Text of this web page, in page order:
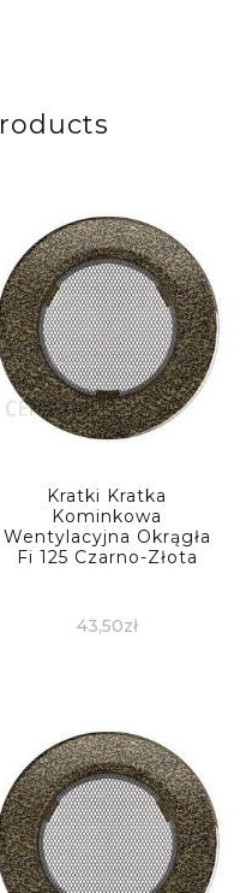
Kratki Kratka
Kominkowa
Wentylacyjna Okrągła
Fi 125 Czarno-Złota
43,50zł